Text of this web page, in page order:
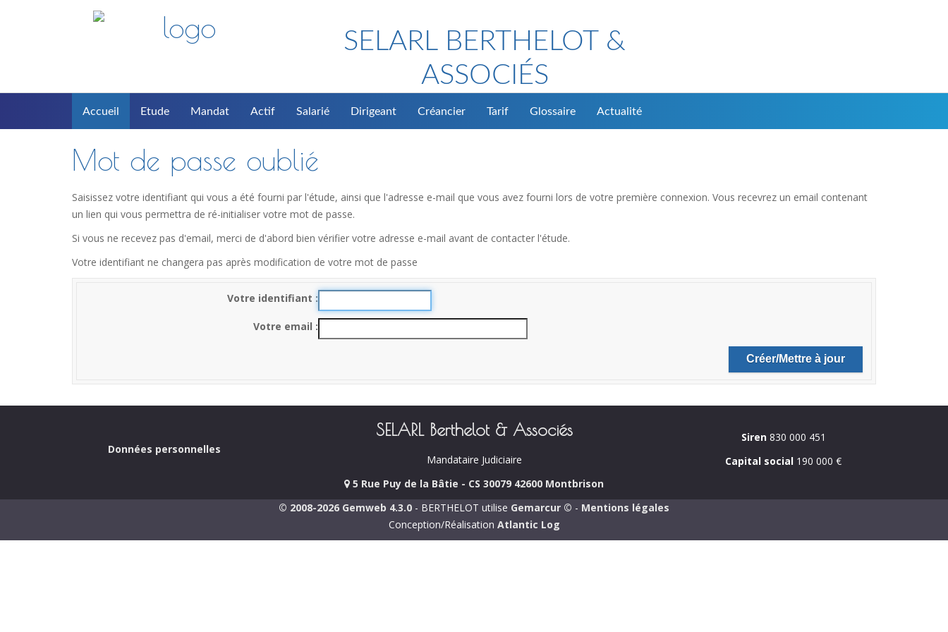
SELARL BERTHELOT &
ASSOCIÉS
Accueil Etude Mandat Actif Salarié Dirigeant Créancier Tarif Glossaire Actualité
Mot de passe oublié
Saisissez votre identifiant qui vous a été fourni par l'étude, ainsi que l'adresse e-mail que vous avez fourni lors de votre première connexion. Vous recevrez un email contenant
un lien qui vous permettra de ré-initialiser votre mot de passe.
Si vous ne recevez pas d'email, merci de d'abord bien vérifier votre adresse e-mail avant de contacter l'étude.
Votre identifiant ne changera pas après modification de votre mot de passe
Votre identifiant
Votre email
Données personnelles
SELARL Berthelot & Associés
Mandataire Judiciaire
5 Rue Puy de la Bâtie - CS 30079 42600 Montbrison
Siren830 000 451
Capital social 190 000 €
© 2008-2026 Gemweb 4.3.0 - BERTHELOT utilise Gemarcur © - Mentions légales
Conception/Réalisation Atlantic Log